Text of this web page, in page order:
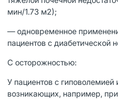
мин/1.73 м2);
— одновременное
пациентов с диабетической
С осторожностью:
У пациентов с гиповолемией
возникающих, например,